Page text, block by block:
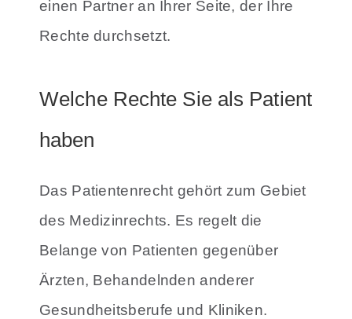
einen Partner an Ihrer Seite, der Ihre
Rechte durchsetzt.
Welche Rechte Sie als Patient
haben
Das Patientenrecht gehört zum Gebiet
des Medizinrechts. Es regelt die
Belange von Patienten gegenüber
Ärzten, Behandelnden anderer
Gesundheitsberufe und Kliniken.